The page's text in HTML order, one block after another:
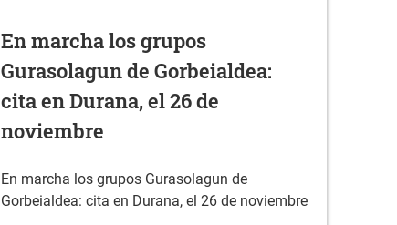
En marcha los grupos
Gurasolagun de Gorbeialdea:
cita en Durana, el 26 de
noviembre
En marcha los grupos Gurasolagun de
Gorbeialdea: cita en Durana, el 26 de noviembre